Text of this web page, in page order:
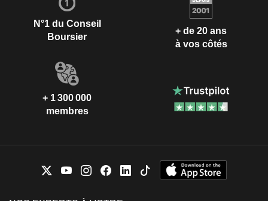
N°1 du Conseil
Boursier
+ de 20 ans
à vos côtés
+ 1 300 000
membres